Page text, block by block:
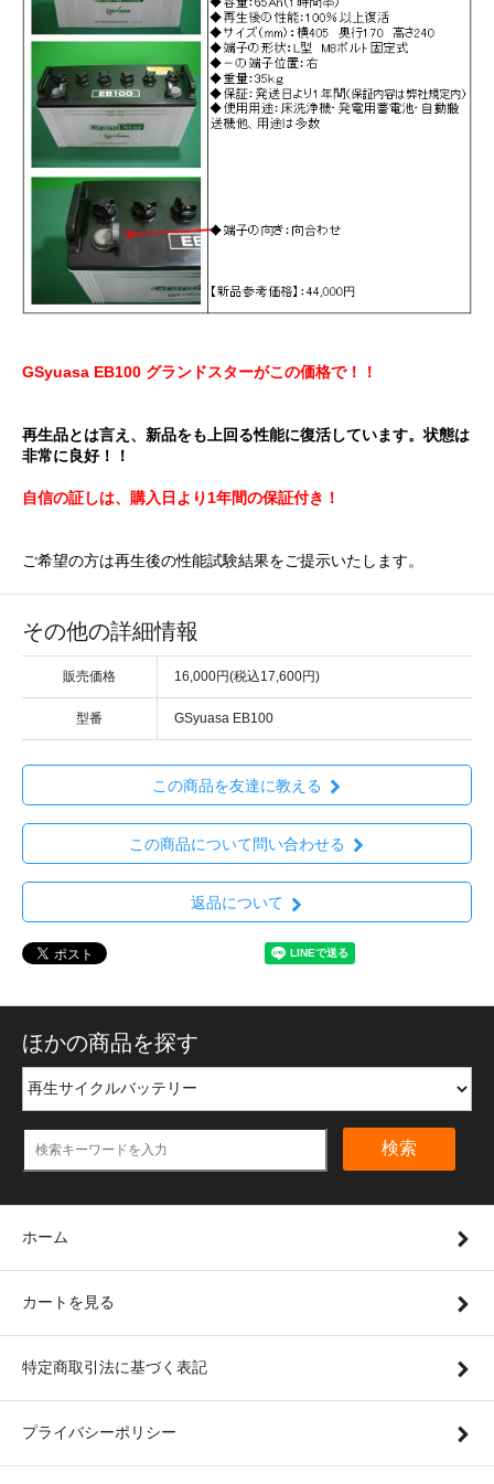
GSyuasa EB100 グランドスターがこの価格で！！
再生品とは言え、新品をも上回る性能に復活しています。状態は
非常に良好！！
自信の証しは、購入日より1年間の保証付き！
ご希望の方は再生後の性能試験結果をご提示いたします。
その他の詳細情報
販売価格 16,000円(税込17,600円)
型番 GSyuasa EB100
この商品を友達に教える
この商品について問い合わせる
返品について
ほかの商品を探す
検索
ホーム
カートを見る
特定商取引法に基づく表記
プライバシーポリシー